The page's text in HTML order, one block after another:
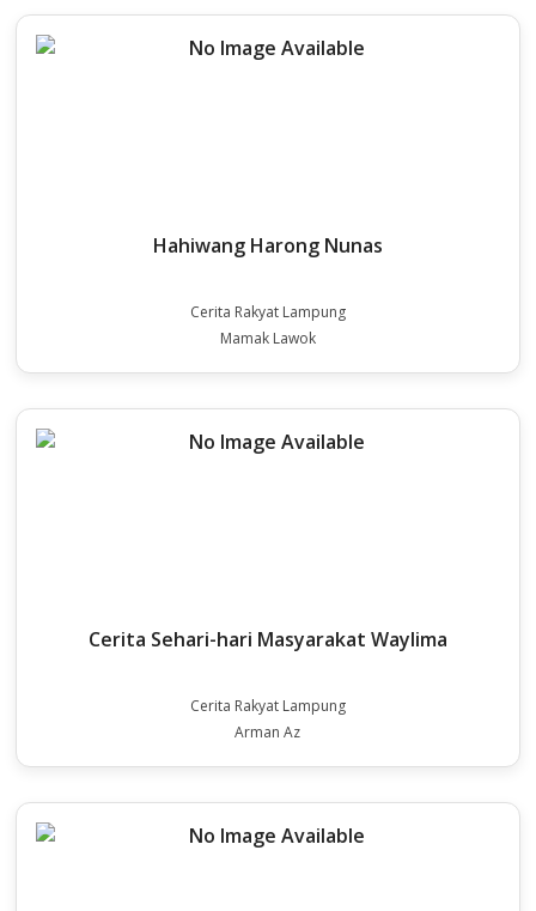
Hahiwang Harong Nunas
Cerita Rakyat Lampung
Mamak Lawok
Cerita Sehari-hari Masyarakat Waylima
Cerita Rakyat Lampung
Arman Az